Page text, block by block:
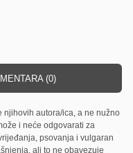
(0)
njihovih autora/ica, a ne nužno
i neće odgovarati za
psovanja i vulgaran
ali to ne obavezuje